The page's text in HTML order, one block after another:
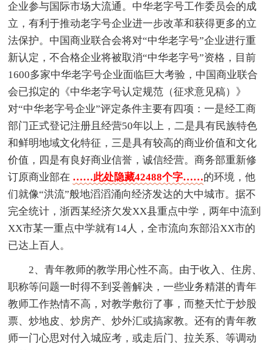
企业参与国际市场大流通。中华老字号工作委员会的成
立，有利于推动老字号企业进一步改革和获得更多的立
法保护。中国商业联合会将对“中华老字号”企业进行重
新认定，不合格企业将被取消“中华老字号”资格，目前
1600多家中华老字号企业面临巨大考验，中国商业联合
会已拟定的《中华老字号认定规范（征求意见稿）》
对“中华老字号企业”评定条件主要有四项：一是经工商
部门正式登记注册且经营50年以上，二是具有民族特色
和鲜明地域文化特征，三是具有较高的商业价值和文化
价值，四是有良好商业信誉，诚信经营。商务部重新修
订原商业部在 ……此处隐藏42488个字……的环境，他
们就像“洪流”般地滔滔涌向经济发达的大中城市。据不
完全统计，浙西某经济欠发XX县重点中学，两年中流到
XX市某一重点中学就有14人，全市流向东部沿XX市的
已达上百人。
2、青年教师的教学用心性不高。由于收入、住房、
职称等问题一时得不到妥善解决，一些业务精湛的青年
教师工作热情不高，对教学敷衍了事，而整天忙于炒股
票、炒地皮、炒房产、炒外汇或搞家教。还有的青年教
师一门心思对付入城应考，或走后门、拉关系、等调动